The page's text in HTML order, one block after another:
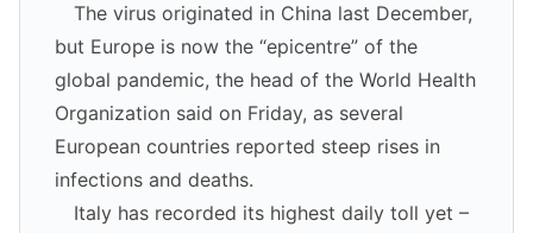
The virus originated in China last December,
but Europe is now the “epicentre” of the
global pandemic, the head of the World Health
Organization said on Friday, as several
European countries reported steep rises in
infections and deaths.
Italy has recorded its highest daily toll yet –